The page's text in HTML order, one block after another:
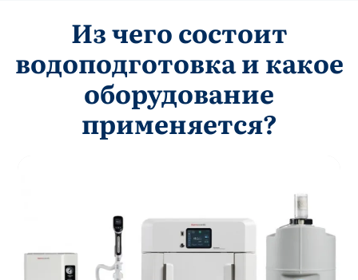
Из чего состоит
водоподготовка и какое
оборудование
применяется?